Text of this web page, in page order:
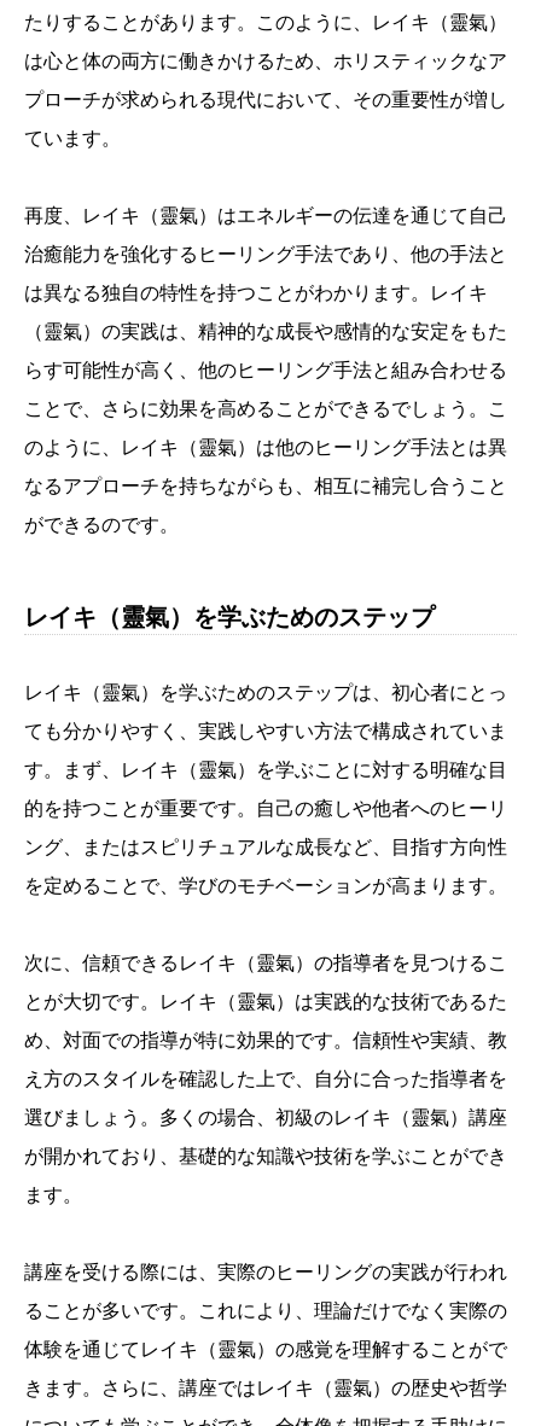
たりすることがあります。このように、レイキ（靈氣）
は心と体の両方に働きかけるため、ホリスティックなア
プローチが求められる現代において、その重要性が増し
ています。
再度、レイキ（靈氣）はエネルギーの伝達を通じて自己
治癒能力を強化するヒーリング手法であり、他の手法と
は異なる独自の特性を持つことがわかります。レイキ
（靈氣）の実践は、精神的な成長や感情的な安定をもた
らす可能性が高く、他のヒーリング手法と組み合わせる
ことで、さらに効果を高めることができるでしょう。こ
のように、レイキ（靈氣）は他のヒーリング手法とは異
なるアプローチを持ちながらも、相互に補完し合うこと
ができるのです。
レイキ（靈氣）を学ぶためのステップ
レイキ（靈氣）を学ぶためのステップは、初心者にとっ
ても分かりやすく、実践しやすい方法で構成されていま
す。まず、レイキ（靈氣）を学ぶことに対する明確な目
的を持つことが重要です。自己の癒しや他者へのヒーリ
ング、またはスピリチュアルな成長など、目指す方向性
を定めることで、学びのモチベーションが高まります。
次に、信頼できるレイキ（靈氣）の指導者を見つけるこ
とが大切です。レイキ（靈氣）は実践的な技術であるた
め、対面での指導が特に効果的です。信頼性や実績、教
え方のスタイルを確認した上で、自分に合った指導者を
選びましょう。多くの場合、初級のレイキ（靈氣）講座
が開かれており、基礎的な知識や技術を学ぶことができ
ます。
講座を受ける際には、実際のヒーリングの実践が行われ
ることが多いです。これにより、理論だけでなく実際の
体験を通じてレイキ（靈氣）の感覚を理解することがで
きます。さらに、講座ではレイキ（靈氣）の歴史や哲学